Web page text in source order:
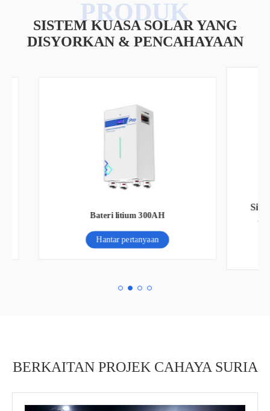
SISTEM KUASA SOLAR YANG
DISYORKAN & PENCAHAYAAN
dengan bateri litium voltan tinggi
Hantar pertanyaan
BERKAITAN PROJEK CAHAYA SURIA